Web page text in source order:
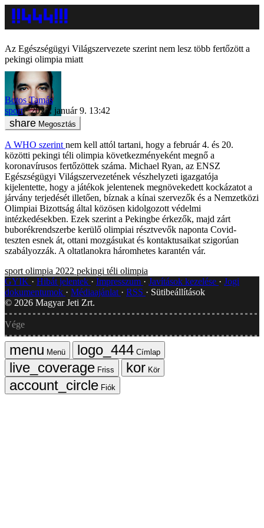
Az Egészségügyi Világszervezete szerint nem lesz több fertőzött a
pekingi olimpia miatt
Botos Tamás
sport
2022. január 9. 13:42
Megosztás
A WHO szerint nem kell attól tartani, hogy a február 4. és 20.
közötti pekingi téli olimpia következményeként megnő a
koronavírusos fertőzöttek száma. Michael Ryan, az ENSZ
Egészségügyi Világszervezetének vészhelyzeti igazgatója
kijelentette, hogy a játékok jelentenek megnövekedett kockázatot a
járvány terjedését illetően, bíznak a kínai szervezők és a Nemzetközi
Olimpiai Bizottság által közösen kidolgozott védelmi
intézkedésekben. Ezek szerint a Pekingbe érkezők, majd zárt
buborékrendszerbe kerülő olimpiai résztvevők naponta Covid-
teszten esnek át, ottani mozgásukat és kontaktusaikat szigorúan
szabályozzák. A oltatlanokra háromhetes karantén vár.
sport olimpia 2022 pekingi téli olimpia
GYIK
Hibát jelentek Impresszum Javítások kezelése
Jogi
dokumentumok
Médiaajánlat RSS
Sütibeállítások
© 2026 Magyar Jeti Zrt.
Vége
Menü
Címlap
Friss
Kör
Fiók